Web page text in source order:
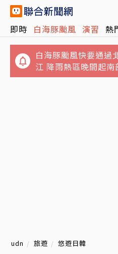
即時 白海豚颱風 演習 熱
白海豚颱風快要通過
江 降雨熱區晚間起南
udn 旅遊 悠遊日韓